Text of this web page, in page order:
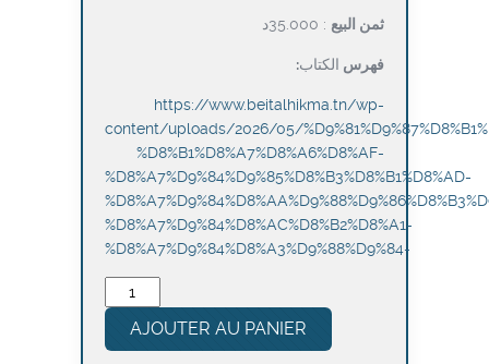
ثمن البيع : 35.000د
:فهرس الكتاب
https://www.beitalhikma.tn/wp-
content/uploads/2026/05/
%D8%B1%D8%A7%D8%A6%D8%AF-
%D8%A7%D9%84%D9%85%D8%B3%D8%B1%D8%AD-
%D8%A7%D9%84%D8%AC%D8%B2%D8%A1-
%D8%A7%D9%84%D8%A3%D9%88%D9%84-
quantité
de
AJOUTER AU PANIER